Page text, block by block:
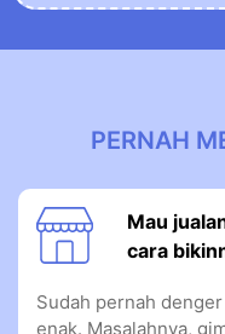
PERNAH
Mau
cara
Sudah pernah
enak. Masalahnya,